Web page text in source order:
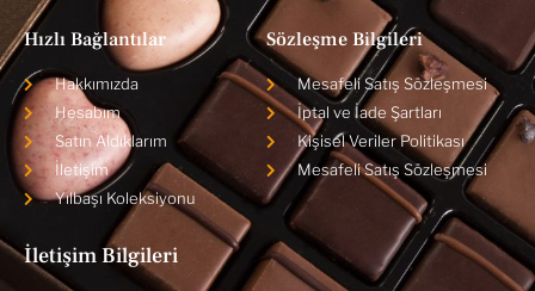
Hızlı Bağlantılar
Hakkımızda
Hesabım
Satın Aldıklarım
İletişim
Yılbaşı Koleksiyonu
Sözleşme Bilgileri
Mesafeli Satış Sözleşmesi
İptal ve İade Şartları
Kişisel Veriler Politikası
Mesafeli Satış Sözleşmesi
İletişim Bilgileri